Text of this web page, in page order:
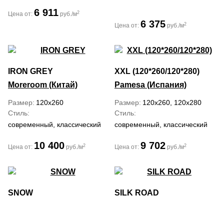
Цена от: 6 911 руб./м2
Цена от: 6 375 руб./м2
IRON GREY
Moreroom (Китай)
Размер 120x260
Стиль
современный, классический
Цена от: 10 400 руб./м2
XXL (120*260/120*280)
Pamesa (Испания)
Размер 120x260, 120x280
Стиль
современный, классический
Цена от: 9 702 руб./м2
SNOW
SILK ROAD